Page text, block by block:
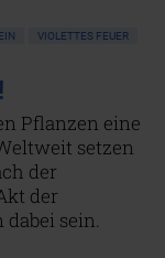
VIOLETTES FEUER
Pflanzen eine
setzen
der
der
sein.